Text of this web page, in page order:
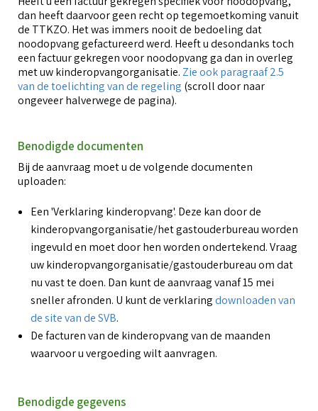
dan heeft daarvoor geen recht op tegemoetkoming vanuit
de TTKZO. Het was immers nooit de bedoeling dat
noodopvang gefactureerd werd. Heeft u desondanks toch
een factuur gekregen voor noodopvang ga dan in overleg
met uw kinderopvangorganisatie. Zie ook paragraaf 2.5
van de toelichting van de regeling (scroll door naar
ongeveer halverwege de pagina).
Benodigde documenten
Bij de aanvraag moet u de volgende documenten
uploaden:
Een 'Verklaring kinderopvang'. Deze kan door de
kinderopvangorganisatie/het gastouderbureau worden
ingevuld en moet door hen worden ondertekend. Vraag
uw kinderopvangorganisatie/gastouderbureau om dat
nu vast te doen. Dan kunt de aanvraag vanaf 15 mei
sneller afronden. U kunt de verklaringdownloaden van
de site van de SVB.
De facturen van de kinderopvang van de maanden
waarvoor u vergoeding wilt aanvragen.
Benodigde gegevens